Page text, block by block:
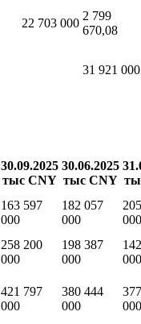
22 703 000
2 799
670,08
31 921 000
30.09.2025
тыс CNY
30.06.2025
тыс CNY
163 597
000
182 057
000
000
258 200
000
198 387
000
000
421 797
000
380 444
000
000